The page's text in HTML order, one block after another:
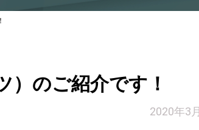
のご紹介です！
2020年3